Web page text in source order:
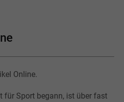
Online.
für Sport begann, ist über fast